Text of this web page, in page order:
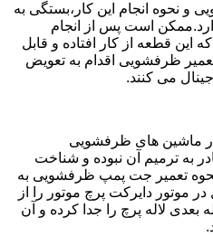
و نحوه انجام این کار،بستگی به
است پس از انجام
قطعه از کار افتاده و قابل
ظرفشویی اقدام به تعویض
می کنند.
ماشین های ظرفشویی
به ترمیم آن نبوده و شناخت
تعمیر جت پمپ ظرفشویی به
موتور دایرکت پرچ موتور را از
لاله پرچ را جدا کرده و آن